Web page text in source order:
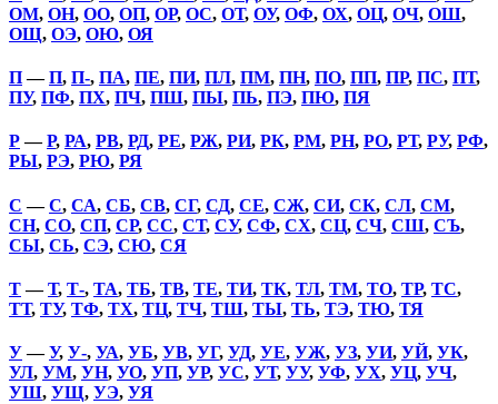
ОМ, ОН, ОО, ОП, ОР, ОС, ОТ, ОУ, ОФ, ОХ, ОЦ, ОЧ, ОШ,
ОЩ, ОЭ, ОЮ, ОЯ
П—П, П-, ПА, ПЕ, ПИ, ПЛ, ПМ, ПН, ПО, ПП, ПР, ПС, ПТ,
ПУ, ПФ, ПХ, ПЧ, ПШ, ПЫ, ПЬ, ПЭ, ПЮ, ПЯ
Р—Р, РА, РВ, РД, РЕ, РЖ, РИ, РК, РМ, РН, РО, РТ, РУ, РФ,
РЫ, РЭ, РЮ, РЯ
С —С, СА, СБ, СВ, СГ, СД, СЕ, СЖ, СИ, СК, СЛ, СМ,
СН, СО, СП, СР, СС, СТ, СУ, СФ, СХ, СЦ, СЧ, СШ, СЪ,
СЫ, СЬ, СЭ, СЮ, СЯ
Т—Т, Т-, ТА, ТБ, ТВ, ТЕ, ТИ, ТК, ТЛ, ТМ, ТО, ТР, ТС,
ТТ, ТУ, ТФ, ТХ, ТЦ, ТЧ, ТШ, ТЫ, ТЬ, ТЭ, ТЮ, ТЯ
У—У, У-, УА, УБ, УВ, УГ, УД, УЕ, УЖ, УЗ, УИ, УЙ, УК,
УЛ, УМ, УН, УО, УП, УР, УС, УТ, УУ, УФ, УХ, УЦ, УЧ,
УШ, УЩ, УЭ, УЯ